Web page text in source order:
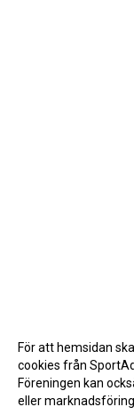
För att hemsidan
cookies från
Föreningen kan
eller